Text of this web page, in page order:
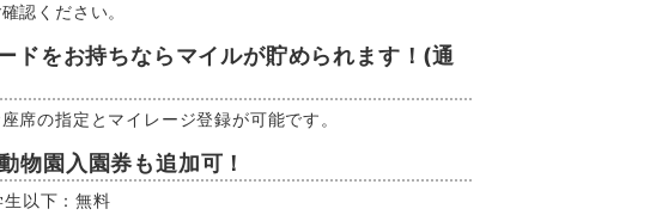
認ください。
ドをお持ちならマイルが貯められます！(通
席の指定とマイレージ登録が可能です。
物園入園券も追加可！
以下：無料